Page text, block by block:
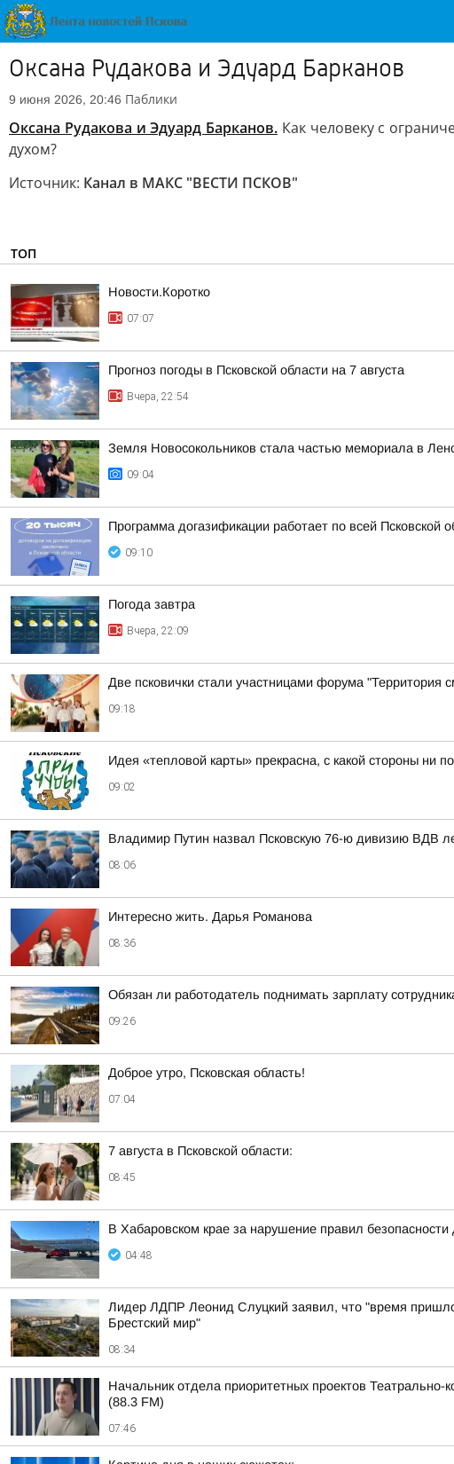
Оксана Рудакова и Эдуард Барканов
9 июня 2026, 20:46 Паблики
Оксана Рудакова и Эдуард Барканов. Как человеку с
духом?
Источник: Канал в МАКС "ВЕСТИ ПСКОВ"
ТОП
Новости.Коротко
07:07
Прогноз погоды в Псковской области на 7 августа
Вчера, 22:54
Земля Новосокольников стала частью мемориала в
09:04
Программа догазификации работает по всей Псковской
09:10
Погода завтра
Вчера, 22:09
Две псковички стали участницами форума "Территория
09:18
Идея «тепловой карты» прекрасна, с какой стороны ни
09:02
Владимир Путин назвал Псковскую 76-ю дивизию ВДВ
08:06
Интересно жить. Дарья Романова
08:36
Обязан ли работодатель поднимать зарплату
09:26
Доброе утро, Псковская область!
07:04
7 августа в Псковской области:
08:45
В Хабаровском крае за нарушение правил
04:48
Лидер ЛДПР Леонид Слуцкий заявил, что "время
Брестский мир"
08:34
Начальник отдела приоритетных проектов
(88.3 FM)
07:46